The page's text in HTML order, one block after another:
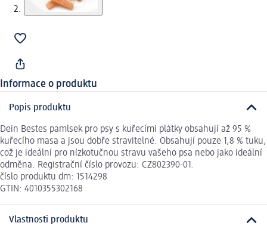
Informace o produktu
Popis produktu
Dein Bestes pamlsek pro psy s kuřecími plátky obsahují až 95 %
kuřecího masa a jsou dobře stravitelné. Obsahují pouze 1,8 % tuku,
což je ideální pro nízkotučnou stravu vašeho psa nebo jako ideální
odměna. Registrační číslo provozu: CZ802390-01.
číslo produktu dm: 1514298
GTIN: 4010355302168
Vlastnosti produktu